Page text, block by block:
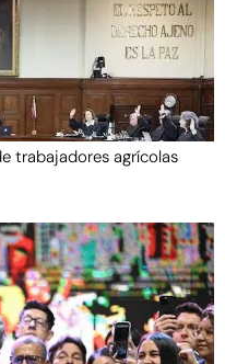
trabajadores agrícolas